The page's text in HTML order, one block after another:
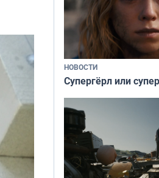
НОВОСТИ
Супергёрл или